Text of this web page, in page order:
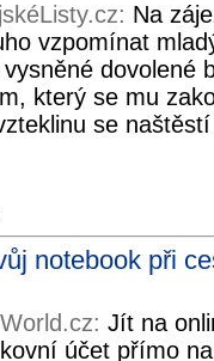
Na
vzpomínat
dovolené
který se mu
se
notebook při
Jít na
účet přímo